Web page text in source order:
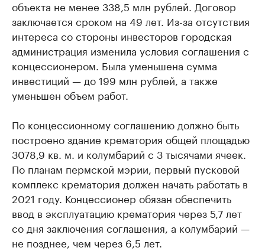
объекта не менее 338,5 млн рублей. Договор
заключается сроком на 49 лет. Из-за отсутствия
интереса со стороны инвесторов городская
администрация изменила условия соглашения с
концессионером. Была уменьшена сумма
инвестиций — до 199 млн рублей, а также
уменьшен объем работ.
По концессионному соглашению должно быть
построено здание крематория общей площадью
3078,9 кв. м. и колумбарий с 3 тысячами ячеек.
По планам пермской мэрии, первый пусковой
комплекс крематория должен начать работать в
2021 году. Концессионер обязан обеспечить
ввод в эксплуатацию крематория через 5,7 лет
со дня заключения соглашения, а колумбарий —
не позднее, чем через 6,5 лет.